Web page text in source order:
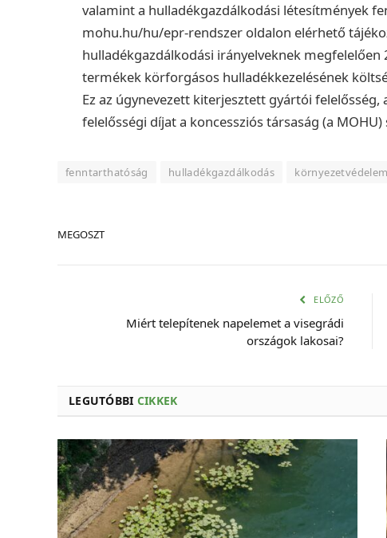
valamint a hulladékgazdálkodási létesítmények
mohu.hu/hu/epr-rendszer oldalon elérhető
hulladékgazdálkodási irányelveknek
termékek körforgásos hulladékkezelésének
Ez az úgynevezett kiterjesztett gyártói
felelősségi díjat a koncessziós társaság (a MOHU)
fenntarthatóság hulladékgazdálkodás környezetvédelem
MEGOSZT
ELŐZŐ
Miért telepítenek napelemet a visegrádi
országok lakosai?
LEGUTÓBBI CIKKEK